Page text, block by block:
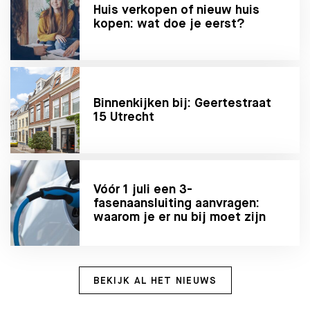
Huis verkopen of nieuw huis
kopen: wat doe je eerst?
Binnenkijken bij: Geertestraat
15 Utrecht
Vóór 1 juli een 3-
fasenaansluiting aanvragen:
waarom je er nu bij moet zijn
BEKIJK AL HET NIEUWS